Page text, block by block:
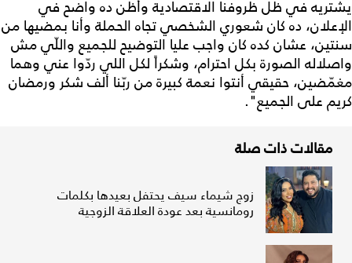
يشتريه في ظل ظروفنا الاقتصادية وأظن ده واضح في
الإعلان، ده كان شعوري الشخصي تجاه الحملة وأنا بمضيها من
سنتين، عشان كده كان واجب عليا التوضيح للجميع واللّي مش
واصلاله الصورة بكل احترام، وشكراً لكل اللي ردّوا عني وهما
مغمّضين، حقيقي أنتوا نعمة كبيرة من ربّنا ألف شكر ورمضان
كريم على الجميع".
مقالات ذات صلة
زوج شيماء سيف يحتفل بعيدها بكلمات
رومانسية بعد عودة العلاقة الزوجية